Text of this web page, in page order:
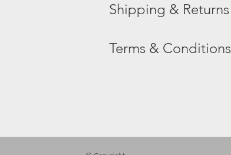
Shipping & Returns​
Terms & Conditions